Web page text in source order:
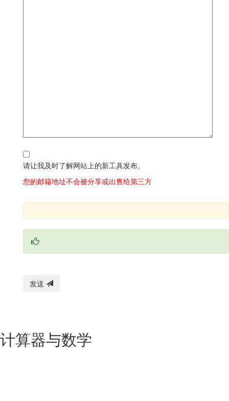
请让我及时了解网站上的新工具发布。
您的邮箱地址不会被分享或出售给第三方
发送
计算器与数学